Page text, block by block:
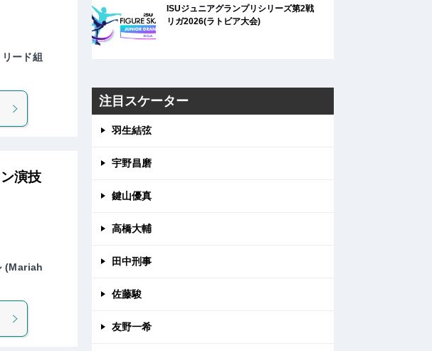
ード組
ン演技
(Mariah
ISUジュニアグランプリシリーズ第2戦
リガ2026(ラトビア大会)
注目スケーター
羽生結弦
宇野昌磨
鍵山優真
高橋大輔
田中刑事
佐藤駿
友野一希